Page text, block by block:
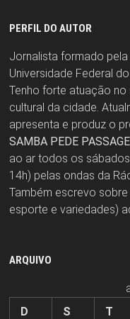
PERFIL DO AUTOR
Jornalista formado pela
Universidade Federal
Tenho forte atuação no
cultural da cidade.
apresenta e produz o
SAMBA PEDE
ao ar todos os
14h) pelas ondas da
Também escrevo
esporte e variedades)
ARQUIVO
D
S T